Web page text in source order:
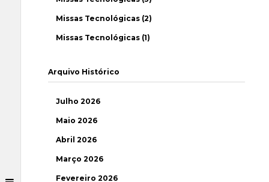
Missas Tecnológicas (2)
Missas Tecnológicas (1)
Arquivo Histórico
Julho 2026
Maio 2026
Abril 2026
Março 2026
Fevereiro 2026